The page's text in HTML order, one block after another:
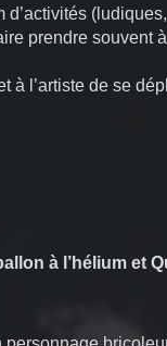
d’activités
prendre souvent
à l’artiste de se
à l’hélium et